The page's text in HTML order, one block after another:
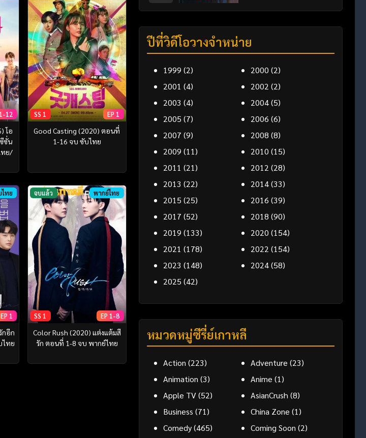
12
โอ
ซั่น
ทย/
SS 1 EP 1
Good Casting (2020) ตอนที่
1-16 จบ ซับไทย
ทย
EP 1
กอีก
ไทย
จบแล้ว พากย์ไทย
SS 1 EP 1-8
Color Rush (2020) แต่งแต้มสี
รัก ตอนที่ 1-8 จบ พากย์ไทย
ปีที่วิดีโอวางจำหน่าย
1999 (2) 2000 (2)
2001 (4) 2002 (2)
2003 (4) 2004(5)
2005 (7) 2006 (6)
2007 (9) 2008 (8)
2009 (11) 2010 (15)
2011 (21) 2012 (28)
2013 (22) 2014(33)
2015 (25) 2016 (39)
2017 (52) 2018 (90)
2019 (133) 2020 (154)
2021 (178) 2022 (154)
2023 (148) 2024(58)
2025 (42)
หมวดหมู่ซีรี่ย์เกาหลี
Action (223) Adventure (23)
Animation (3) Anime (1)
Apple TV(52) AsianCrush (8)
Business (71) China Zone (1)
Comedy(465) Coming Soon (2)